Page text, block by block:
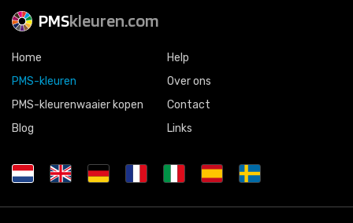
PMSkleuren.com
Home
PMS-kleuren
PMS-kleurenwaaier kopen
Blog
Help
Over ons
Contact
Links